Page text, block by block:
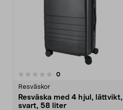
0recensioner
Resväskor
Resväska med 4 hjul, lättvikt,
svart, 58 liter
5.0av 5 stjärnor